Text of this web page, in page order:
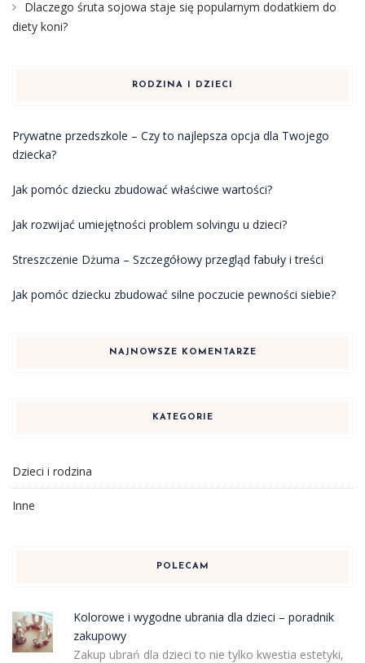
Dlaczego śruta sojowa staje się popularnym dodatkiem do
diety koni?
RODZINA I DZIECI
Prywatne przedszkole – Czy to najlepsza opcja dla Twojego
dziecka?
Jak pomóc dziecku zbudować właściwe wartości?
Jak rozwijać umiejętności problem solvingu u dzieci?
Streszczenie Dżuma – Szczegółowy przegląd fabuły i treści
Jak pomóc dziecku zbudować silne poczucie pewności siebie?
NAJNOWSZE KOMENTARZE
KATEGORIE
Dzieci i rodzina
Inne
POLECAM
Kolorowe i wygodne ubrania dla dzieci – poradnik
zakupowy
Zakup ubrań dla dzieci to nie tylko kwestia estetyki,